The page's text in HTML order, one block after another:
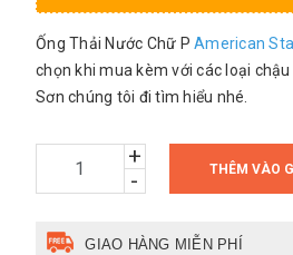
Ống Thải Nước Chữ P American
chọn khi mua kèm với các loại
Sơn chúng tôi đi tìm hiểu nhé.
+
-
THÊM VÀO
GIAO HÀNG MIỄN PHÍ